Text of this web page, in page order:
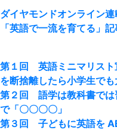
ダイヤモンドオンライン
「英語で一流を育てる」
第１回 英語ミニマリスト
を断捨離したら小学生で
第２回 語学は教科書では
で「〇〇〇〇」
第３回 子どもに英語を